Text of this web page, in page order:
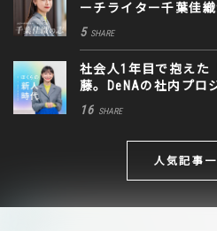
ーチライター千葉佳
に込めた思い
5 SHARE
社会人1年目で抱えた
藤。DeNAの社内プロ
生きる道
16 SHARE
人気記事